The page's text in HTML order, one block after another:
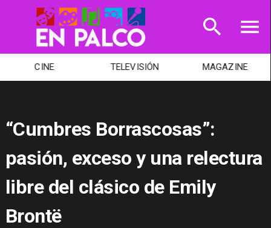
CINE TELEVISIÓN MAGAZINE
“Cumbres Borrascosas”:
pasión, exceso y una relectura
libre del clásico de Emily
Brontë